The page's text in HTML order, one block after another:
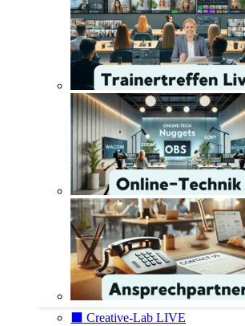
⬛️ Creative-Lab LIVE